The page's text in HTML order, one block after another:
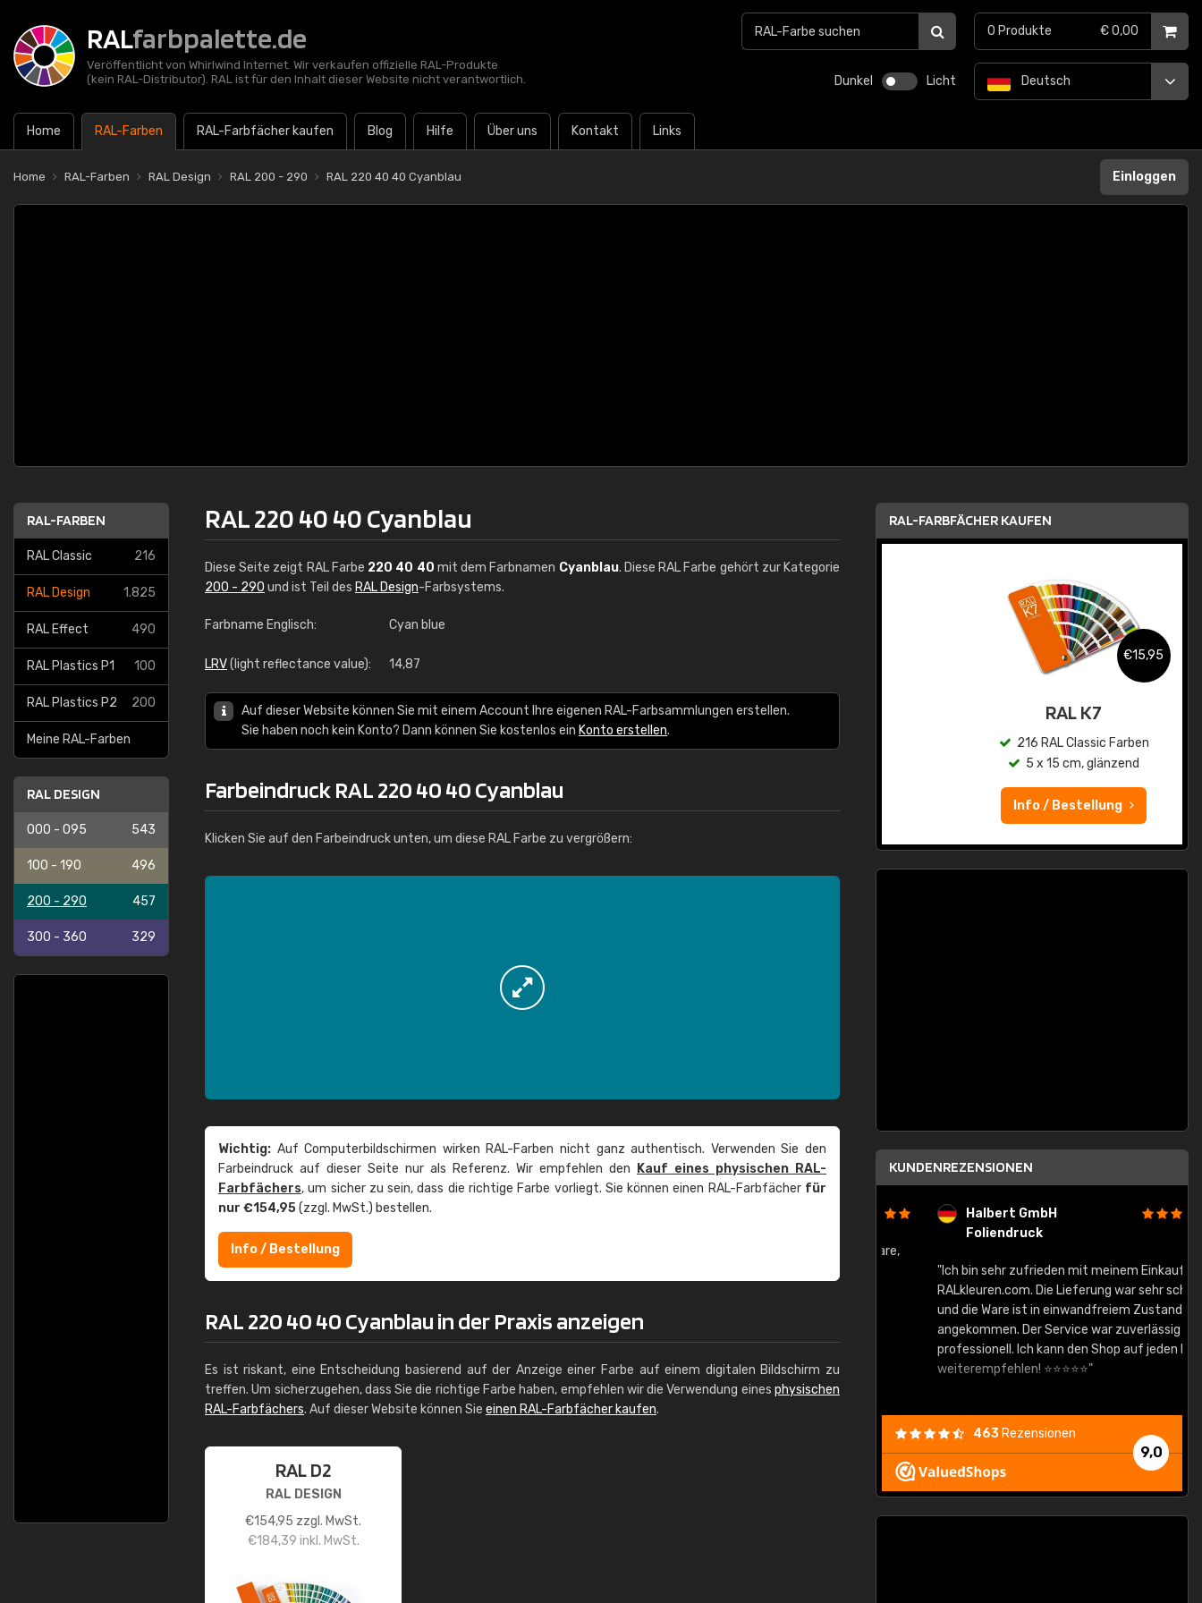
RALfarbpalette.de
Veröffentlicht von Whirlwind Internet. Wir verkaufen offizielle RAL-Produkte
(kein RAL-Distributor). RAL ist für den Inhalt dieser Website nicht verantwortlich.
Dunkel Licht
Home RAL-Farben RAL-Farbfächer kaufen Blog Hilfe Über uns Kontakt Links
Deutsch
0 Produkte € 0,00
Home RAL-Farben RAL Design RAL 200 - 290 RAL 220 40 40 Cyanblau Einloggen
RAL-FARBEN
RAL Classic 216
RAL Design 1.825
RAL Effect 490
RAL Plastics P1 100
RAL Plastics P2 200
Meine RAL-Farben
RAL DESIGN
000 - 095 543
100 - 190 496
200 - 290 457
300 - 360 329
RAL 220 40 40 Cyanblau
Diese Seite zeigt RAL Farbe 220 40 40 mit dem Farbnamen Cyanblau. Diese RAL Farbe gehört zur Kategorie
200 - 290 und ist Teil des RAL Design-Farbsystems.
Farbname Englisch: Cyan blue
LRV(light reflectance value): 14,87
Auf dieser Website können Sie mit einem Account Ihre eigenen RAL-Farbsammlungen erstellen.
Sie haben noch kein Konto? Dann können Sie kostenlos ein Konto erstellen.
Farbeindruck RAL 220 40 40 Cyanblau
Klicken Sie auf den Farbeindruck unten, um diese RAL Farbe zu vergrößern:
Wichtig: Auf Computerbildschirmen wirken RAL-Farben nicht ganz authentisch. Verwenden Sie den
Farbeindruck auf dieser Seite nur als Referenz. Wir empfehlen den
Kauf eines physischen RAL-
Farbfächers, um sicher zu sein, dass die richtige Farbe vorliegt. Sie können einen RAL-Farbfächer für
nur €154,95(zzgl. MwSt.) bestellen.
Info / Bestellung
RAL 220 40 40 Cyanblau in der Praxis anzeigen
Es ist riskant, eine Entscheidung basierend auf der Anzeige einer Farbe auf einem digitalen Bildschirm zu
treffen. Um sicherzugehen, dass Sie die richtige Farbe haben, empfehlen wir die Verwendung eines physischen
RAL-Farbfächers. Auf dieser Website können Sie einen RAL-Farbfächer kaufen.
RAL D2
RAL DESIGN
€154,95 zzgl. MwSt.
€184,39 inkl. MwSt.
RAL-FARBFÄCHER KAUFEN
RAL K7 auf Wasserbasis
€15,95
RAL K7
216 RAL Classic Farben
5 x 15 cm, glänzend
Info / Bestellung
KUNDENREZENSIONEN
Halbert GmbH
Foliendruck
"Ich bin sehr zufrieden mit meinem Einkauf bei
RALkleuren.com. Die Lieferung war sehr schnell
und die Ware ist in einwandfreiem Zustand
angekommen. Der Service war zuverlässig und
professionell. Ich kann den Shop auf jeden Fall
weiterempfehlen! ⭐⭐⭐⭐⭐"
9,0
463 Rezensionen